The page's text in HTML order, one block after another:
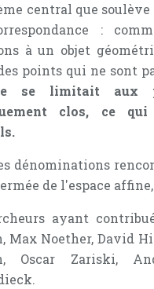
central que
:
à un objet
points qui ne sont
se limitait aux
clos, ce
dénominations
de l'espace
ayant
Max Noether, David
Oscar Zariski,